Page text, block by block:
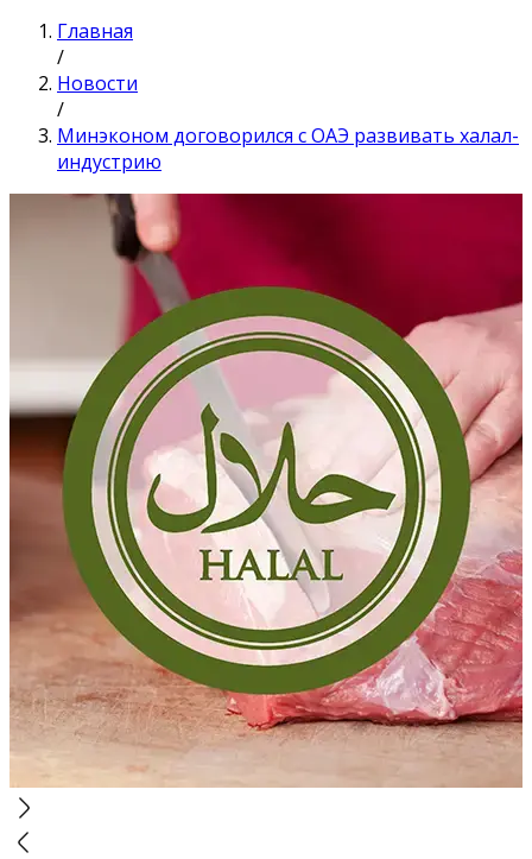
Главная
/
Новости
/
Минэконом договорился с ОАЭ развивать халал-
индустрию